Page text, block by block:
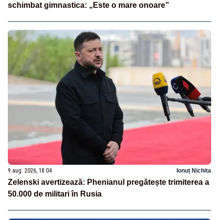
schimbat gimnastica: „Este o mare onoare”
9 aug. 2026, 18:04 Ionuț Nichita
Zelenski avertizează: Phenianul pregătește trimiterea a
50.000 de militari în Rusia